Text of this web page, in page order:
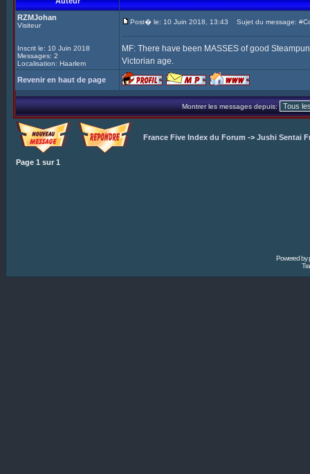
RZMJohan
Visiteur
Inscrit le: 10 Juin 2018
Messages: 2
Localisation: Haarlem
Post� le: 10 Juin 2018, 13:43 Sujet du message:
MF: There have been MASSES of good
Victorian age.
Revenir en haut de page
Montrer les messages depuis:
France Five Index du Forum -> Jushi Sentai
Page 1 sur 1
Powered by